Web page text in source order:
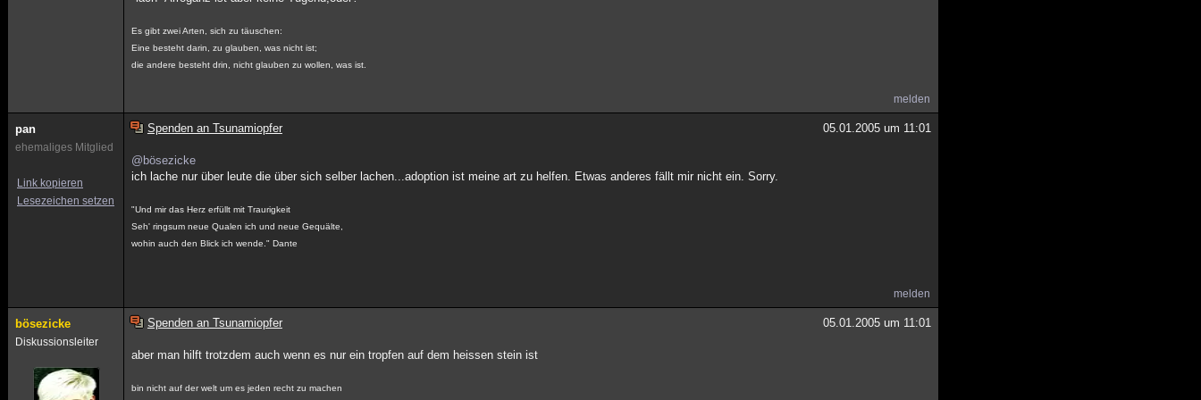
Es gibt zwei Arten, sich zu täuschen:
Eine besteht darin, zu glauben, was nicht ist;
die andere besteht drin, nicht glauben zu wollen, was ist.
melden
pan
ehemaliges Mitglied
Link kopieren
Lesezeichen setzen
Spenden an Tsunamiopfer 05.01.2005 um 11:01
@bösezicke
ich lache nur über leute die über sich selber lachen...adoption ist meine art zu helfen. Etwas anderes fällt mir nicht ein. Sorry.
"Und mir das Herz erfüllt mit Traurigkeit
Seh' ringsum neue Qualen ich und neue Gequälte,
wohin auch den Blick ich wende." Dante
melden
bösezicke
Diskussionsleiter
Spenden an Tsunamiopfer 05.01.2005 um 11:01
aber man hilft trotzdem auch wenn es nur ein tropfen auf dem heissen stein ist
bin nicht auf der welt um es jeden recht zu machen